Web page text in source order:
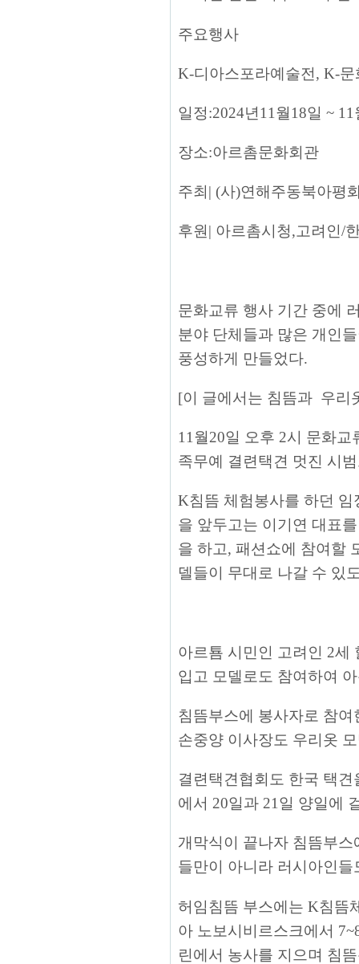
주요행사
K-디아스포라예술전, K-
일정:2024년11월18일 ~ 11
장소:아르촘문화회관
주최| (사)연해주동북아평
후원| 아르촘시청,고려인/
문화교류 행사 기간 중에
분야 단체들과 많은 개인
풍성하게 만들었다.
[이 글에서는 침뜸과 우리
11월20일 오후 2시 문화
족무예 결련택견 멋진 시
K침뜸 체험봉사를 하던
을 앞두고는 이기연 대표
을 하고, 패션쇼에 참여할
델들이 무대로 나갈 수 있
아르툠 시민인 고려인 2세
입고 모델로도 참여하여
침뜸부스에 봉사자로 참
손중양 이사장도 우리옷
결련택견협회도 한국 택
에서 20일과 21일 양일에
개막식이 끝나자 침뜸부
들만이 아니라 러시아인
허임침뜸 부스에는 K침뜸
아 노보시비르스크에서
린에서 농사를 지으며 침